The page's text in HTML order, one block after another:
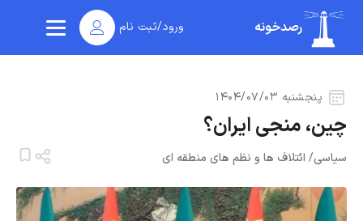
ورود/ثبت نام رصدخونه
پنجشنبه ۱۴۰۴/۰۷/۰۳
چین، منجی ایران؟
سیاسی/ ائتلاف ها و نظم های منطقه ای